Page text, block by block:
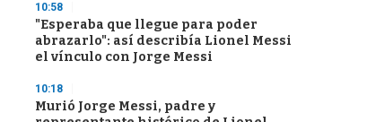
10:58
"Esperaba que llegue para poder
abrazarlo": así describía Lionel Messi
el vínculo con Jorge Messi
10:18
Murió Jorge Messi, padre y